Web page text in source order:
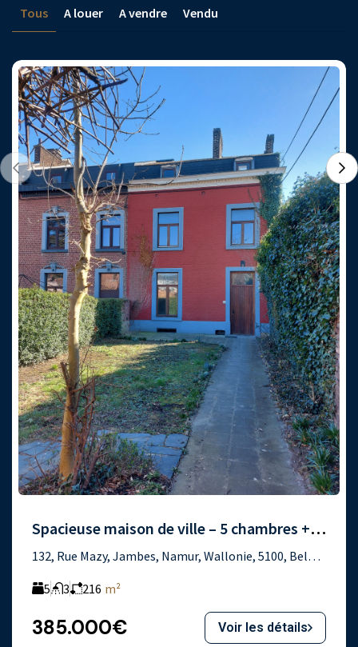
Tous A louer A vendre Vendu
Spacieuse maison de ville – 5 chambres + bureau
132, Rue Mazy, Jambes, Namur, Wallonie, 5100, Belgique
5 3 216 m²
385.000€ Voir les détails